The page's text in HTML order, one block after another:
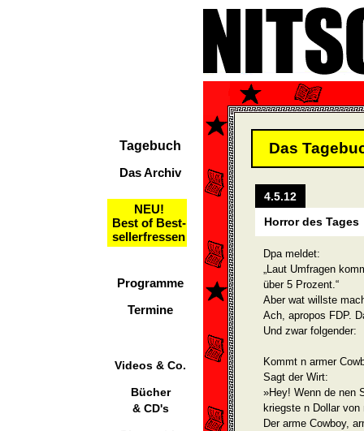
Tagebuch
Das Archiv
NEU!
Best of Best-
sellerfressen
Programme
Termine
Videos & Co.
Bücher
& CD's
Das
4.5.12
Horror des Tages
Dpa meldet:
„Laut Umfragen
über 5 Prozent.“
Aber wat willste
Ach, apropos FDP.
Und zwar folgender:
Kommt n armer
Sagt der Wirt:
»Hey! Wenn de nen
kriegste n Dollar von
Der arme Cowboy,